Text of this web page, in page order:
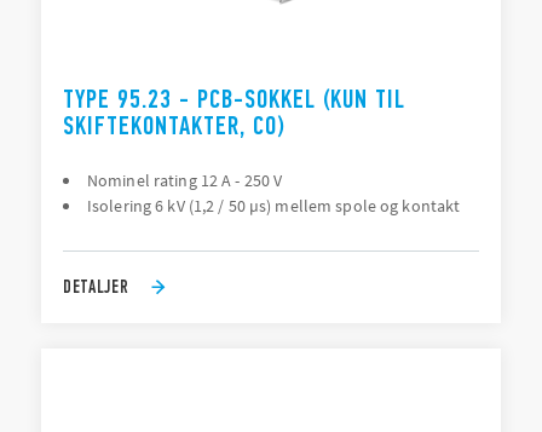
TYPE 95.23 - PCB-SOKKEL (KUN TIL
SKIFTEKONTAKTER, CO)
Nominel rating 12 A - 250 V
Isolering 6 kV (1,2 / 50 µs) mellem spole og kontakt
DETALJER